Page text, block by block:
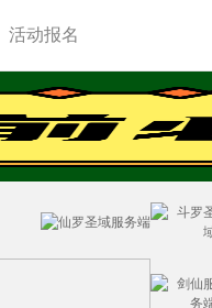
活动报名